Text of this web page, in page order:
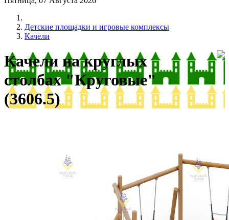
Детские площадки и игровые комплексы
Качели
Качели на круглых
столбах "Круговые"
(3606.5)